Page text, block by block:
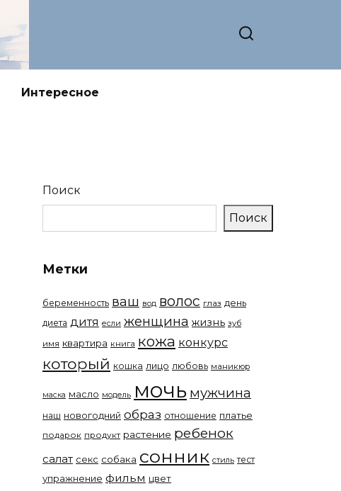
Интересное
Поиск
Поиск
Метки
беременность ваш вод волос глаз день
диета дитя если женщина жизнь зуб
имя квартира книга кожа конкурс
который кошка лицо любовь маникюр
маска масло модель мочь мужчина
наш новогодний образ отношение платье
подарок продукт растение ребенок
салат секс собака сонник стиль тест
упражнение фильм цвет